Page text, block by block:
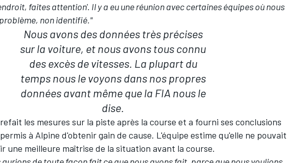
faites attention'. Il y a eu une réunion avec certaines équipes où nous
non identifié."
Nous avons des données très précises
sur la voiture, et nous avons tous connu
des excès de vitesses. La plupart du
temps nous le voyons dans nos propres
données avant même que la FIA nous le
dise.
les mesures sur la piste après la course et a fourni ses conclusions
à Alpine d'obtenir gain de cause. L'équipe estime qu'elle ne pouvait
une meilleure maîtrise de la situation avant la course.